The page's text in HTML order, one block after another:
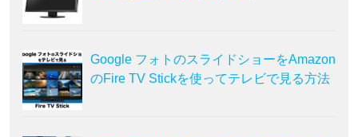
Google フォトのスライドショーをAmazon
のFire TV Stickを使ってテレビで見る方法